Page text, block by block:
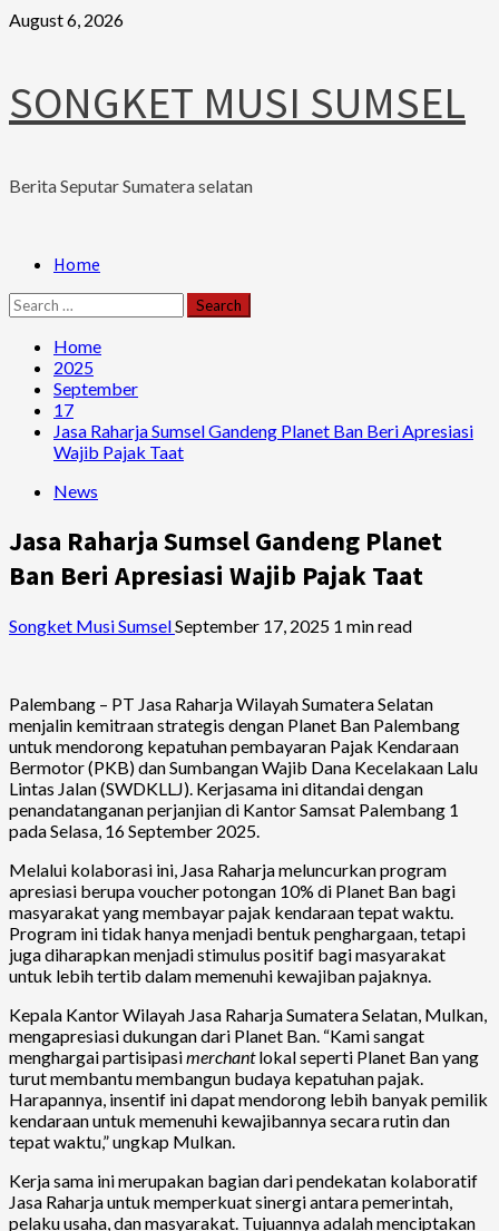
Skip
August 6, 2026
SONGKET MUSI SUMSEL
Berita Seputar Sumatera selatan
PrimaryHome
Search
for:
Home
2025
September
17
Jasa Raharja Sumsel Gandeng Planet Ban Beri Apresiasi
Wajib Pajak Taat
News
Jasa Raharja Sumsel Gandeng Planet
Ban Beri Apresiasi Wajib Pajak Taat
Songket Musi SumselSeptember 17, 2025 1 min read
Palembang – PT Jasa Raharja Wilayah Sumatera Selatan
menjalin kemitraan strategis dengan Planet Ban Palembang
untuk mendorong kepatuhan pembayaran Pajak Kendaraan
Bermotor (PKB) dan Sumbangan Wajib Dana Kecelakaan Lalu
Lintas Jalan (SWDKLLJ). Kerjasama ini ditandai dengan
penandatanganan perjanjian di Kantor Samsat Palembang 1
pada Selasa, 16 September 2025.
Melalui kolaborasi ini, Jasa Raharja meluncurkan program
apresiasi berupa voucher potongan 10% di Planet Ban bagi
masyarakat yang membayar pajak kendaraan tepat waktu.
Program ini tidak hanya menjadi bentuk penghargaan, tetapi
juga diharapkan menjadi stimulus positif bagi masyarakat
untuk lebih tertib dalam memenuhi kewajiban pajaknya.
Kepala Kantor Wilayah Jasa Raharja Sumatera Selatan, Mulkan,
mengapresiasi dukungan dari Planet Ban. “Kami sangat
menghargai partisipasimerchantlokal seperti Planet Ban yang
turut membantu membangun budaya kepatuhan pajak.
Harapannya, insentif ini dapat mendorong lebih banyak pemilik
kendaraan untuk memenuhi kewajibannya secara rutin dan
tepat waktu,” ungkap Mulkan.
Kerja sama ini merupakan bagian dari pendekatan kolaboratif
Jasa Raharja untuk memperkuat sinergi antara pemerintah,
pelaku usaha, dan masyarakat. Tujuannya adalah menciptakan